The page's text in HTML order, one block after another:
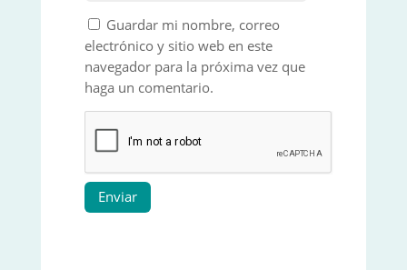
Guardar mi nombre, correo
electrónico y sitio web en este
navegador para la próxima vez que
haga un comentario.
Enviar